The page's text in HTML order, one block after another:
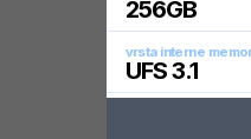
256GB
vrsta interne
UFS 3.1